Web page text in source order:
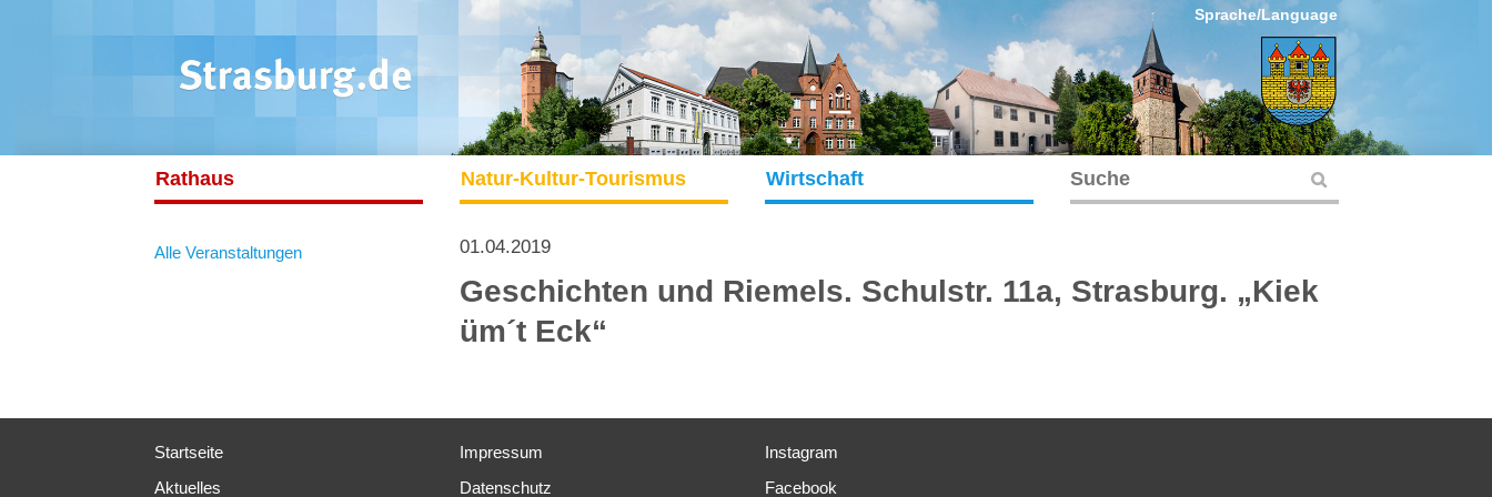
Sprache/Language
Rathaus Natur-Kultur-Tourismus Wirtschaft
Alle Veranstaltungen 01.04.2019
Geschichten und Riemels. Schulstr. 11a, Strasburg. „Kiek
üm´t Eck“
Startseite
Aktuelles
Impressum
Datenschutz
Instagram
Facebook